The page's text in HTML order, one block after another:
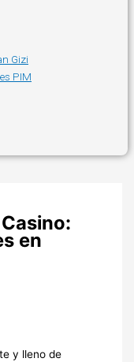
Gizi
PIM
en
y lleno de